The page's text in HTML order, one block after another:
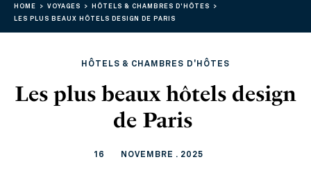
HOME VOYAGES
HÔTELS & CHAMBRES D'HÔTES
LES PLUS BEAUX HÔTELS DESIGN DE PARIS
HÔTELS & CHAMBRES D'HÔTES
Les plus beaux hôtels design
de Paris
16 NOVEMBRE . 2025